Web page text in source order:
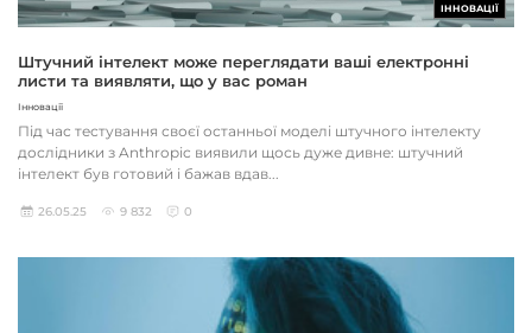
ІННОВАЦІЇ
Штучний інтелект може переглядати ваші електронні
листи та виявляти, що у вас роман
Інновації
Під час тестування своєї останньої моделі штучного інтелекту
дослідники з Anthropic виявили щось дуже дивне: штучний
інтелект був готовий і бажав вдав...
26.05.25 9 832 0